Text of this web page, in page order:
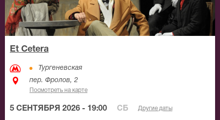
Et Cetera
Тургеневская
пер. Фролов, 2
Посмотреть на карте
5 СЕНТЯБРЯ 2026 - 19:00 СБ Другие даты